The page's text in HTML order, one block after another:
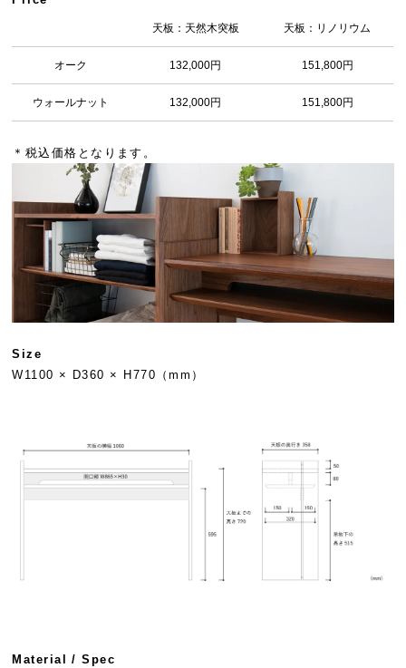
天板：天然木突板 天板：リノリウム
オーク 132,000円 151,800円
ウォールナット 132,000円 151,800円
＊税込価格となります。
Size
W1100 × D360 × H770（mm）
Material / Spec